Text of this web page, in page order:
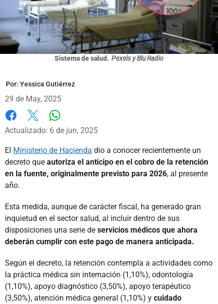
Sistema de salud. Pexels y Blu Radio
Por: Yessica Gutiérrez
29 de May, 2025
Facebook
X
Actualizado: 6 de jun, 2025
El Ministerio de Hacienda dio a conocer recientemente un
decreto que autoriza el anticipo en el cobro de la retención
en la fuente, originalmente previsto para 2026, al presente
año.
Esta medida, aunque de carácter fiscal, ha generado gran
inquietud en el sector salud, al incluir dentro de sus
disposiciones una serie de servicios médicos que ahora
deberán cumplir con este pago de manera anticipada.
Según el decreto, la retención contempla a actividades como
la práctica médica sin internación (1,10%), odontología
(1,10%), apoyo diagnóstico (3,50%), apoyo terapéutico
(3,50%), atención médica general (1,10%) y cuidado